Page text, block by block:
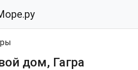
дом, Гагра